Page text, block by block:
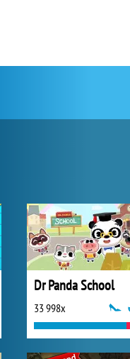
Dr Panda School
33 998x